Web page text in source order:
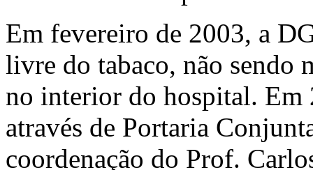
Em fevereiro de 2003, a
livre do tabaco, não sendo
no interior do hospital.
através de Portaria
coordenação do Prof.